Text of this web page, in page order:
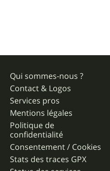
Qui sommes-nous ?
Contact & Logos
Services pros
Mentions légales
Politique de
confidentialité
Consentement / Cookies
Stats des traces GPX